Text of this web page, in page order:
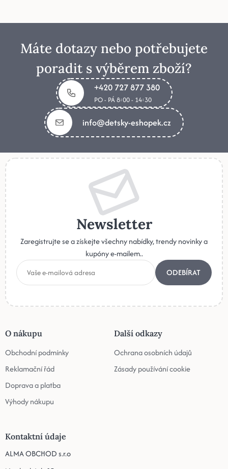
Máte dotazy nebo potřebujete
poradit s výběrem zboží?
+420 727 877 380
PO - PÁ 8:00 - 14:30
info@detsky-eshopek.cz
Newsletter
Zaregistrujte se a získejte všechny nabídky, trendy novinky a
kupóny e-mailem..
ODEBÍRAT
O nákupu
Obchodní podmínky
Reklamační řád
Doprava a platba
Výhody nákupu
Další odkazy
Ochrana osobních údajů
Zásady používání cookie
Kontaktní údaje
ALMA OBCHOD s.r.o